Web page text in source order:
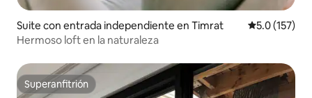
Suite con entrada independiente en Timrat Calificación
5.0 (157)
Hermoso loft en la naturaleza
Superanfitrión
Superanfitrión